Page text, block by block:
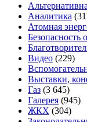
Аналитика
Атомная
Безопасность
Видео (229)
Выставки,
Газ (3 645)
Галерея (945)
ЖКХ (304)